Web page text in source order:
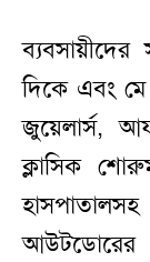
দিকে এবং
জুয়েলার্স,
ক্লাসিক
আউটডোরের